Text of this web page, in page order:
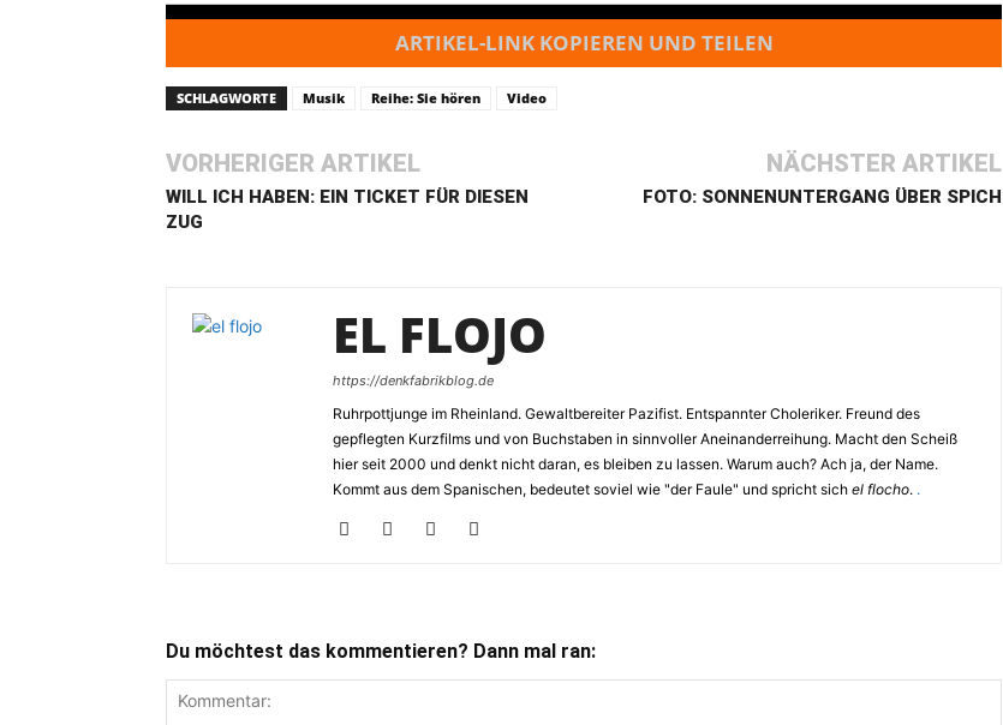
ARTIKEL-LINK KOPIEREN UND TEILEN
SCHLAGWORTE Musik Reihe: Sie hören Video
VORHERIGER ARTIKEL
WILL ICH HABEN: EIN TICKET FÜR DIESEN
ZUG
NÄCHSTER ARTIKEL
FOTO: SONNENUNTERGANG ÜBER SPICH
EL FLOJO
https://denkfabrikblog.de
Ruhrpottjunge im Rheinland. Gewaltbereiter Pazifist. Entspannter Choleriker. Freund des
gepflegten Kurzfilms und von Buchstaben in sinnvoller Aneinanderreihung. Macht den Scheiß
hier seit 2000 und denkt nicht daran, es bleiben zu lassen. Warum auch? Ach ja, der Name.
Kommt aus dem Spanischen, bedeutet soviel wie "der Faule" und spricht sich el flocho. .
Du möchtest das kommentieren? Dann mal ran: